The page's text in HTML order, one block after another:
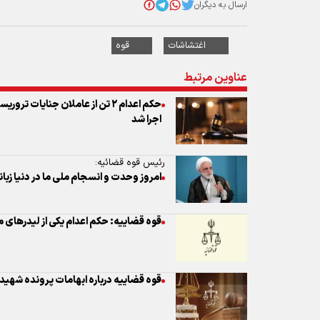
ارسال به دیگران
اغتشاشات قوه
عناوین مرتبط
اجرا شد
رئیس قوه قضائیه:
امروز وحدت و انسجام ملی ما در دنیا
قوه قضاییه: حکم اعدام یکی از
قوه قضاییه درباره ابهامات پرونده